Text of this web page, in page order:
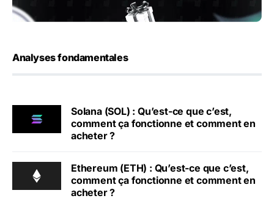
Analyses fondamentales
Solana (SOL) : Qu’est-ce que c’est,
comment ça fonctionne et comment en
acheter ?
Ethereum (ETH) : Qu’est-ce que c’est,
comment ça fonctionne et comment en
acheter ?